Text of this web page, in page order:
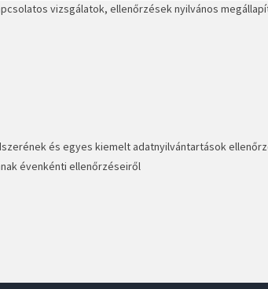
vizsgálatok, ellenőrzések nyilvános
és egyes kiemelt adatnyilvántartások
évenkénti ellenőrzéseiről